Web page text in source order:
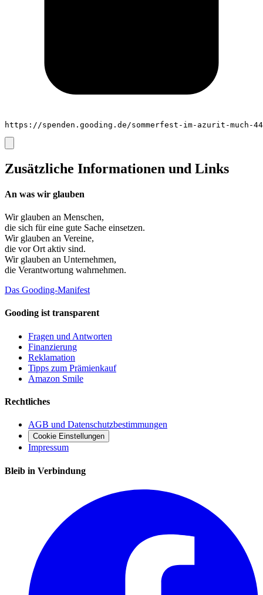
https://spenden.gooding.de/sommerfest-im-azurit-much-
Zusätzliche Informationen und Links
An was wir glauben
Wir glauben an Menschen,
die sich für eine gute Sache einsetzen.
Wir glauben an Vereine,
die vor Ort aktiv sind.
Wir glauben an Unternehmen,
die Verantwortung wahrnehmen.
Das Gooding-Manifest
Gooding ist transparent
Fragen und Antworten
Finanzierung
Reklamation
Tipps zum Prämienkauf
Amazon Smile
Rechtliches
AGB und Datenschutzbestimmungen
Cookie Einstellungen
Impressum
Bleib in Verbindung